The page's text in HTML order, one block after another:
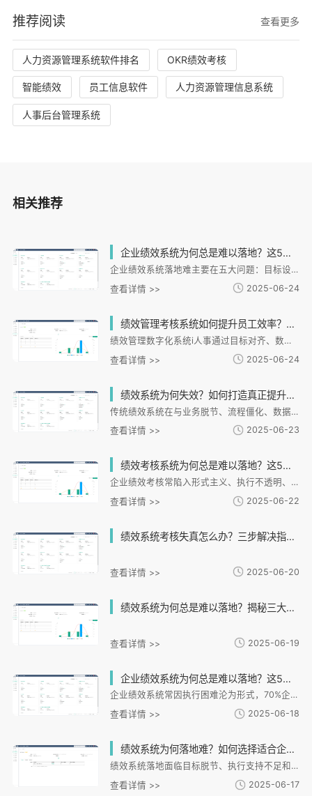
推荐阅读 查看更多
人力资源管理系统软件排名 OKR绩效考核
智能绩效 员工信息软件 人力资源管理信息系统
人事后台管理系统
相关推荐
企业绩效系统为何总是难以落地？这5个关键问题90%的HR都忽略了
企业绩效系统落地难主要在五大问题：目标设定与业务脱节导致战略执行不力；数据分散形成信息孤岛影响决策；反馈机制缺失降低员工参与度；流程复杂增加执行阻力；系统缺乏持续优化与业务脱节。i人事HR数字化解决方案通过绩效模块实现战略目标分解，打破数据壁垒，建立实时反馈机制，简化操作流程，并提供动态优化服务。其一体化设计已帮助连锁零售、餐饮、制造等客户实现绩效管理升级，将考核周期缩短80%，有效提升业务协同效率。
查看详情 >>
2025-06-24
绩效管理考核系统如何提升员工效率？企业如何选择适合的考核方案？
绩效管理数字化系统i人事通过目标对齐、数据驱动和自动化功能提升企业效率。文章解析了系统如何实现目标透明化、精确决策和培训闭环管理，并指导企业根据业务场景、员工类型和系统兼容性选择考核方案。案例显示，i人事帮助连锁餐饮和制造业企业显著提升目标达成率与生产效率。总结指出，选择绩效系统需关注适配性、自动化能力和数据整合功能，i人事的模块化设计可助力企业实现科学管理转型。
查看详情 >>
2025-06-24
绩效系统为何失效？如何打造真正提升员工效率的绩效管理？
传统绩效系统在与业务脱节、流程僵化、数据单一、反馈缺失四大问题。绩效管理需具备业务适配性、数据性和闭环管理性，通过场景化配置、实时数据联动和分析引擎实现突破。i人事的"三阶闭环"体系支持目标拆解、过程监控和结果应用，帮助企业建立动态循环的绩效管理体系。未来绩效管理将向性和个性化发展，企业应关注数据融合、员工画像和决策。选择系统时需考察业务适配度、数据整合深度和持续迭代能力。
查看详情 >>
2025-06-23
绩效考核系统为何总是难以落地？这5个关键问题你解决了吗？
企业绩效考核常陷入形式主义、执行不透明、反馈缺失、工具落后和文化对立等困境。i人事绩效系统通过差异化考核方案、数据自动同步、闭环改进机制、动态权重调整和可视化目标管理，帮助企业实现考核与业务深度绑定，杜绝人为干预，提升改进效率，适配复杂场景，促进员工成长。系统已助力超10万家企业优化考核体系，缩短考核周期，提升响应速度和满意度，推动组织与个人共同发展。
查看详情 >>
2025-06-22
绩效系统考核失真怎么办？三步解决指标僵化与反馈滞后难题！
查看详情 >> 2025-06-20
绩效系统为何总是难以落地？揭秘三大常见问题与解决之道
查看详情 >> 2025-06-19
企业绩效系统为何总是难以落地？这5个关键问题90%HR都忽略了
企业绩效系统常因执行困难沦为形式，70%企业面临目标脱节、标准模糊、过程缺失等痛点。本文剖析五大核心问题：战略目标断层、考核标准主观、过程管理滞后、员工文化抵触、数字化不足，结合i人事系统案例提供解决方案。通过智能分解目标、量化考核指标、实时数据追踪、透明化沟通和数字化工具，将绩效管理从考核升级为持续赋能，最终实现战略落地与业务增长。
查看详情 >>
2025-06-18
绩效系统为何落地难？如何选择适合企业的考核工具？
绩效系统落地面临目标脱节、执行支持不足和工具不适配三大痛点。选择考核工具需关注功能适配性、灵活性和数据驱动能力。i人事系统通过自动化采集、灵活配置和智能分析三大优势，实现绩效精准管理。长效落地需配套战略拆解、目标对齐和动态调整机制，结合定期沟通将考核转化为发展契机。智能化工具与系统化设计是破解绩效管理难题的关键。
查看详情 >>
2025-06-17